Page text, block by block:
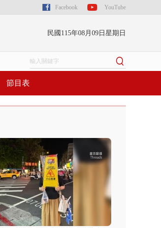
Facebook YouTube
民國115年08月09日星期日
節目表